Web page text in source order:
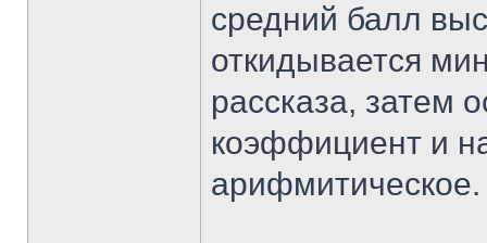
средний балл
откидывается
рассказа, затем
коэффициент и
арифмитическое.